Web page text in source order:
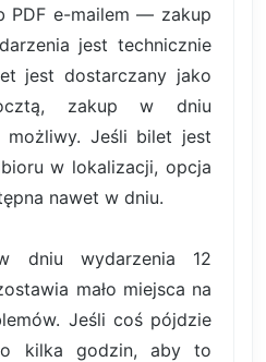
PDF e-mailem — zakup
jest technicznie
jest dostarczany jako
zakup w dniu
możliwy. Jeśli bilet jest
w lokalizacji, opcja
nawet w dniu.
dniu wydarzenia 12
mało miejsca na
Jeśli coś pójdzie
kilka godzin, aby to